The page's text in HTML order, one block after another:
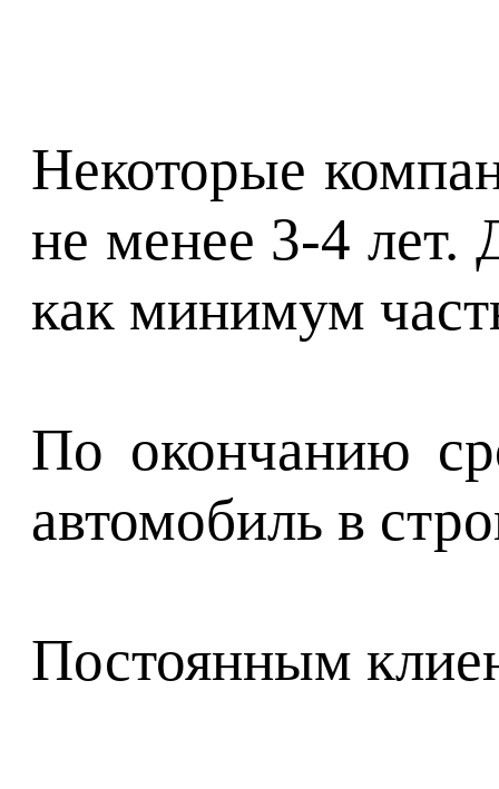
Некоторые
не менее 3-4 лет.
как минимум
По окончанию
автомобиль в
Постоянным